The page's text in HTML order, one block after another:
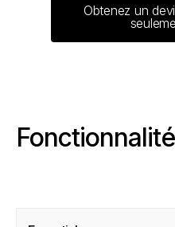
Obtenez un